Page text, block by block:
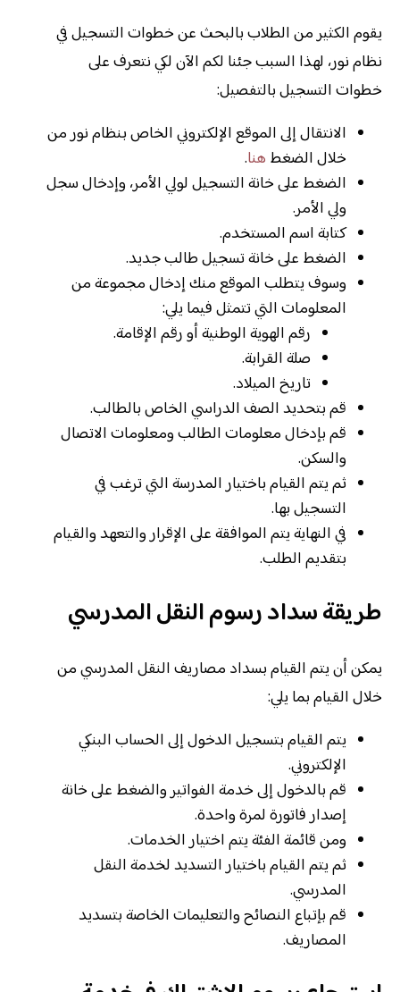
يقوم الكثير من الطلاب بالبحث عن خطوات التسجيل في
نظام نور، لهذا السبب جئنا لكم الآن لكي نتعرف على
خطوات التسجيل بالتفصيل:
الانتقال إلى الموقع الإلكتروني الخاص بنظام نور من
خلال الضغط هنا.
الضغط على خانة التسجيل لولي الأمر، وإدخال سجل
ولي الأمر.
كتابة اسم المستخدم.
الضغط على خانة تسجيل طالب جديد.
وسوف يتطلب الموقع منك إدخال مجموعة من
المعلومات التي تتمثل فيما يلي:
رقم الهوية الوطنية أو رقم الإقامة.
صلة القرابة.
تاريخ الميلاد.
قم بتحديد الصف الدراسي الخاص بالطالب.
قم بإدخال معلومات الطالب ومعلومات الاتصال
والسكن.
ثم يتم القيام باختيار المدرسة التي ترغب في
التسجيل بها.
في النهاية يتم الموافقة على الإقرار والتعهد والقيام
بتقديم الطلب.
طريقة سداد رسوم النقل المدرسي
يمكن أن يتم القيام بسداد مصاريف النقل المدرسي من
خلال القيام بما يلي:
يتم القيام بتسجيل الدخول إلى الحساب البنكي
الإلكتروني.
قم بالدخول إلى خدمة الفواتير والضغط على خانة
إصدار فاتورة لمرة واحدة.
ومن قائمة الفئة يتم اختيار الخدمات.
ثم يتم القيام باختيار التسديد لخدمة النقل
المدرسي.
قم بإتباع النصائح والتعليمات الخاصة بتسديد
المصاريف.